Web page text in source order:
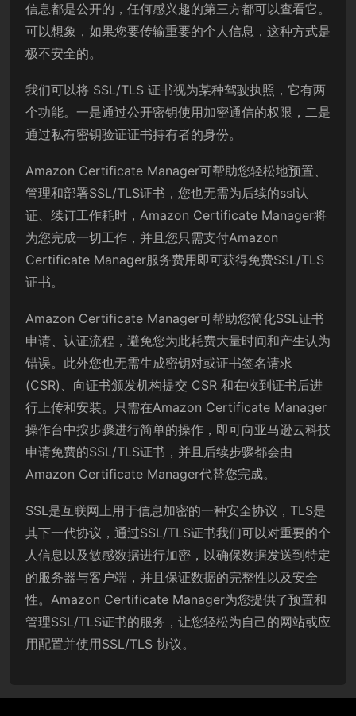
信息都是公开的，任何感兴趣的第三方都可以查看它。
可以想象，如果您要传输重要的个人信息，这种方式是
极不安全的。
我们可以将 SSL/TLS 证书视为某种驾驶执照，它有两
个功能。一是通过公开密钥使用加密通信的权限，二是
通过私有密钥验证证书持有者的身份。
Amazon Certificate Manager可帮助您轻松地预置、
管理和部署SSL/TLS证书，您也无需为后续的ssl认
证、续订工作耗时，Amazon Certificate Manager将
为您完成一切工作，并且您只需支付Amazon
Certificate Manager服务费用即可获得免费SSL/TLS
证书。
Amazon Certificate Manager可帮助您简化SSL证书
申请、认证流程，避免您为此耗费大量时间和产生认为
错误。此外您也无需生成密钥对或证书签名请求
(CSR)、向证书颁发机构提交 CSR 和在收到证书后进
行上传和安装。只需在Amazon Certificate Manager
操作台中按步骤进行简单的操作，即可向亚马逊云科技
申请免费的SSL/TLS证书，并且后续步骤都会由
Amazon Certificate Manager代替您完成。
SSL是互联网上用于信息加密的一种安全协议，TLS是
其下一代协议，通过SSL/TLS证书我们可以对重要的个
人信息以及敏感数据进行加密，以确保数据发送到特定
的服务器与客户端，并且保证数据的完整性以及安全
性。Amazon Certificate Manager为您提供了预置和
管理SSL/TLS证书的服务，让您轻松为自己的网站或应
用配置并使用SSL/TLS 协议。